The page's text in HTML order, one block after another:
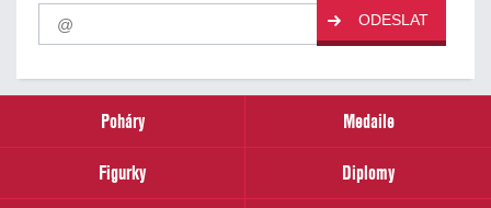
Pro
odběr
našich
email
ODESLAT
Poháry
Medaile
Figurky
Diplomy